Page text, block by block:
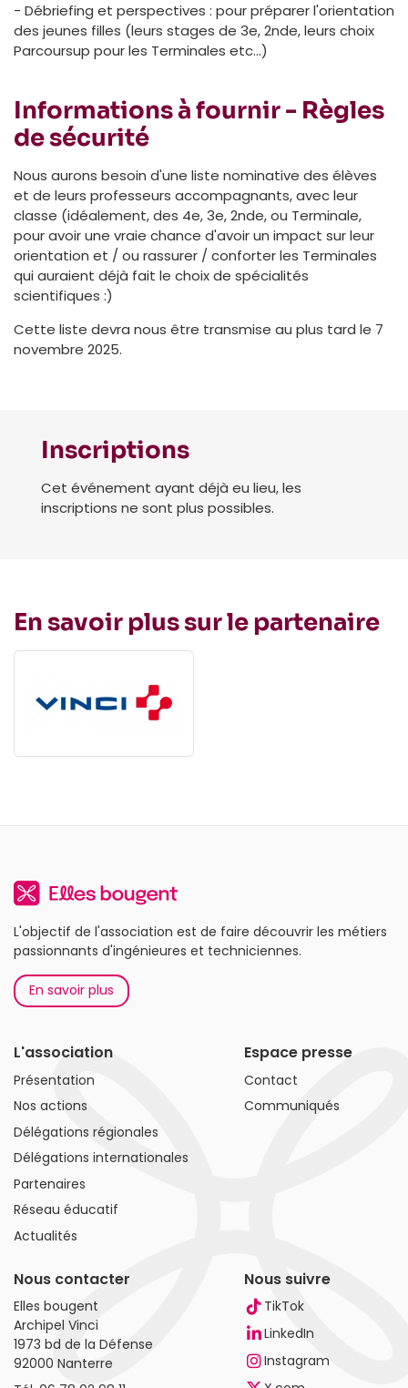
- Débriefing et perspectives : pour préparer l'orientation
des jeunes filles (leurs stages de 3e, 2nde, leurs choix
Parcoursup pour les Terminales etc...)
Informations à fournir - Règles
de sécurité
Nous aurons besoin d'une liste nominative des élèves
et de leurs professeurs accompagnants, avec leur
classe (idéalement, des 4e, 3e, 2nde, ou Terminale,
pour avoir une vraie chance d'avoir un impact sur leur
orientation et / ou rassurer / conforter les Terminales
qui auraient déjà fait le choix de spécialités
scientifiques :)
Cette liste devra nous être transmise au plus tard le 7
novembre 2025.
Inscriptions
Cet événement ayant déjà eu lieu, les
inscriptions ne sont plus possibles.
En savoir plus sur le partenaire
L'objectif de l'association est de faire découvrir les métiers
passionnants d'ingénieures et techniciennes.
En savoir plus
L'association
Présentation
Nos actions
Délégations régionales
Délégations internationales
Partenaires
Réseau éducatif
Actualités
Espace presse
Contact
Communiqués
Nous contacter
Elles bougent
Archipel Vinci
1973 bd de la Défense
92000 Nanterre
Nous suivre
TikTok
LinkedIn
Instagram